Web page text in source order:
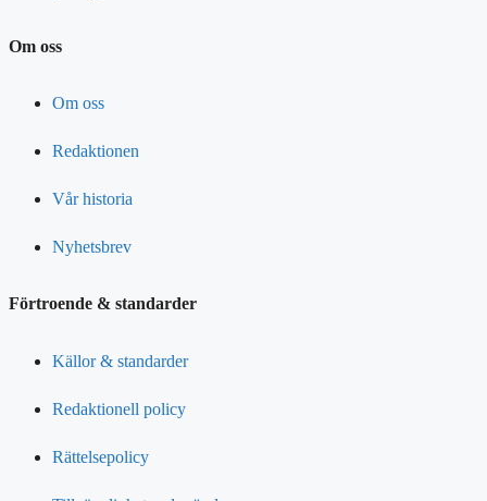
Om oss
Om oss
Redaktionen
Vår historia
Nyhetsbrev
Förtroende & standarder
Källor & standarder
Redaktionell policy
Rättelsepolicy